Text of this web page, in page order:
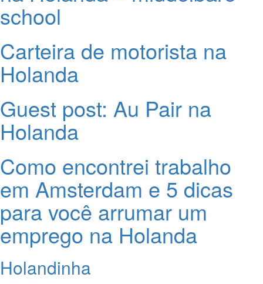
school
Carteira de motorista na
Holanda
Guest post: Au Pair na
Holanda
Como encontrei trabalho
em Amsterdam e 5 dicas
para você arrumar um
emprego na Holanda
Holandinha